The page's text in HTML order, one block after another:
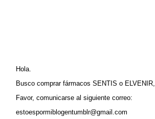
Hola.
Busco comprar fármacos SENTIS o
Favor, comunicarse al siguiente correo:
estoespormiblogentumblr@gmail.com